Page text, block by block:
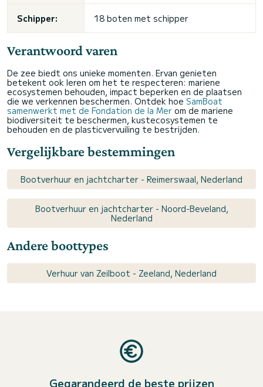
Schipper: 18 boten met schipper
Verantwoord varen
De zee biedt ons unieke momenten. Ervan genieten
betekent ook leren om het te respecteren: mariene
ecosystemen behouden, impact beperken en de plaatsen
die we verkennen beschermen. Ontdek hoe SamBoat
samenwerkt met de Fondation de la Mer om de mariene
biodiversiteit te beschermen, kustecosystemen te
behouden en de plasticvervuiling te bestrijden.
Vergelijkbare bestemmingen
Bootverhuur en jachtcharter - Reimerswaal, Nederland
Bootverhuur en jachtcharter - Noord-Beveland,
Nederland
Andere boottypes
Verhuur van Zeilboot - Zeeland, Nederland
Gegarandeerd de beste prijzen